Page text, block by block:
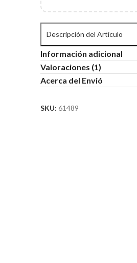
Descripción del Articulo
Información adicional
Valoraciones (1)
Acerca del Envió
SKU:61489